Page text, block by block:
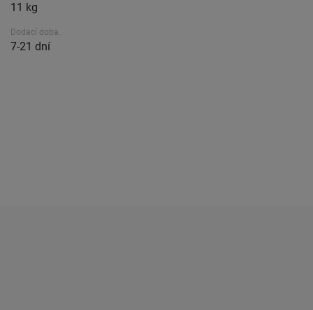
11 kg
Dodací doba.
7-21 dní